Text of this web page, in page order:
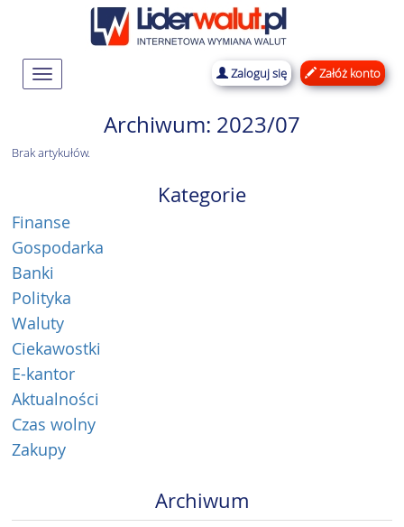
Rozwiń
nawigację
Zaloguj się Załóż konto
Archiwum: 2023/07
Brak artykułów.
Kategorie
Finanse
Gospodarka
Banki
Polityka
Waluty
Ciekawostki
E-kantor
Aktualności
Czas wolny
Zakupy
Archiwum